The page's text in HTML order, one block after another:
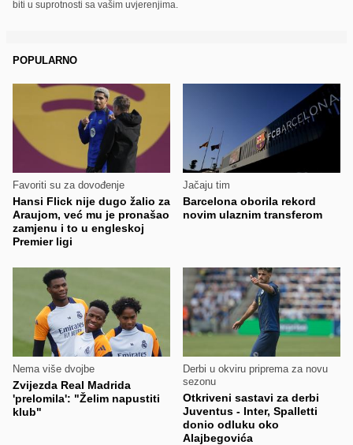
biti u suprotnosti sa vašim uvjerenjima.
POPULARNO
Favoriti su za dovođenje
Hansi Flick nije dugo žalio za
Araujom, već mu je pronašao
zamjenu i to u engleskoj
Premier ligi
Jačaju tim
Barcelona oborila rekord
novim ulaznim transferom
Nema više dvojbe
Zvijezda Real Madrida
'prelomila': "Želim napustiti
klub"
Derbi u okviru priprema za novu
sezonu
Otkriveni sastavi za derbi
Juventus - Inter, Spalletti
donio odluku oko
Alajbegovića